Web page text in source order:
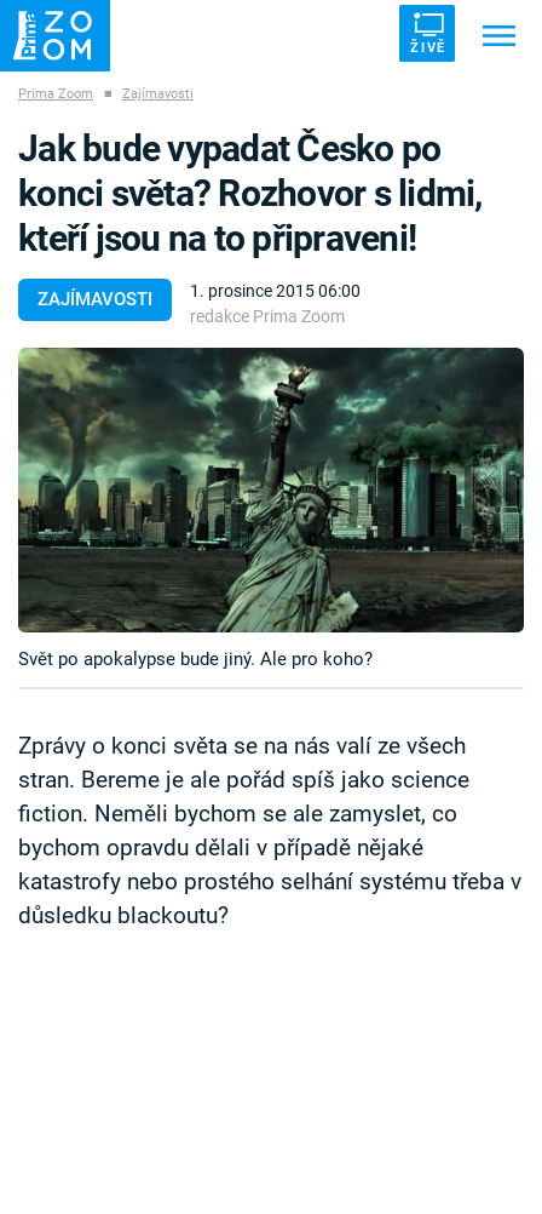
ŽIVĚ
ZÁHADY VETŘELCI DÁVNOVĚKU
Témata
Témata
Pořady
TV Program
Časopis
Sledujte prima+
Sledujte nás
Prima Zoom ■ Zajímavosti
ZAJÍMAVOSTI
1. prosince 2015 06:00
redakce Prima Zoom
Jak bude vypadat Česko po
konci světa? Rozhovor s lidmi,
kteří jsou na to připraveni!
Svět po apokalypse bude jiný. Ale pro koho?
Zprávy o konci světa se na nás valí ze všech
stran. Bereme je ale pořád spíš jako science
fiction. Neměli bychom se ale zamyslet, co
bychom opravdu dělali v případě nějaké
katastrofy nebo prostého selhání systému třeba v
důsledku blackoutu?